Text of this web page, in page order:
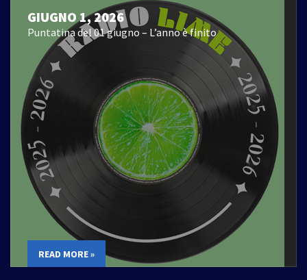
GIUGNO 1, 2026
Puntatina del 01 giugno – L’anno è finito
READ MORE »